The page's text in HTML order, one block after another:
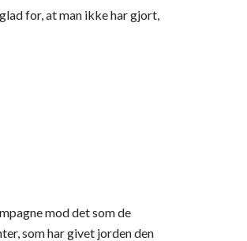
for, at man ikke har gjort,
mod det som de
som har givet jorden den